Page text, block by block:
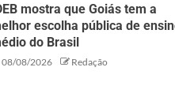
mostra que Goiás tem a
escolha pública de
do Brasil
08/08/2026 Redação